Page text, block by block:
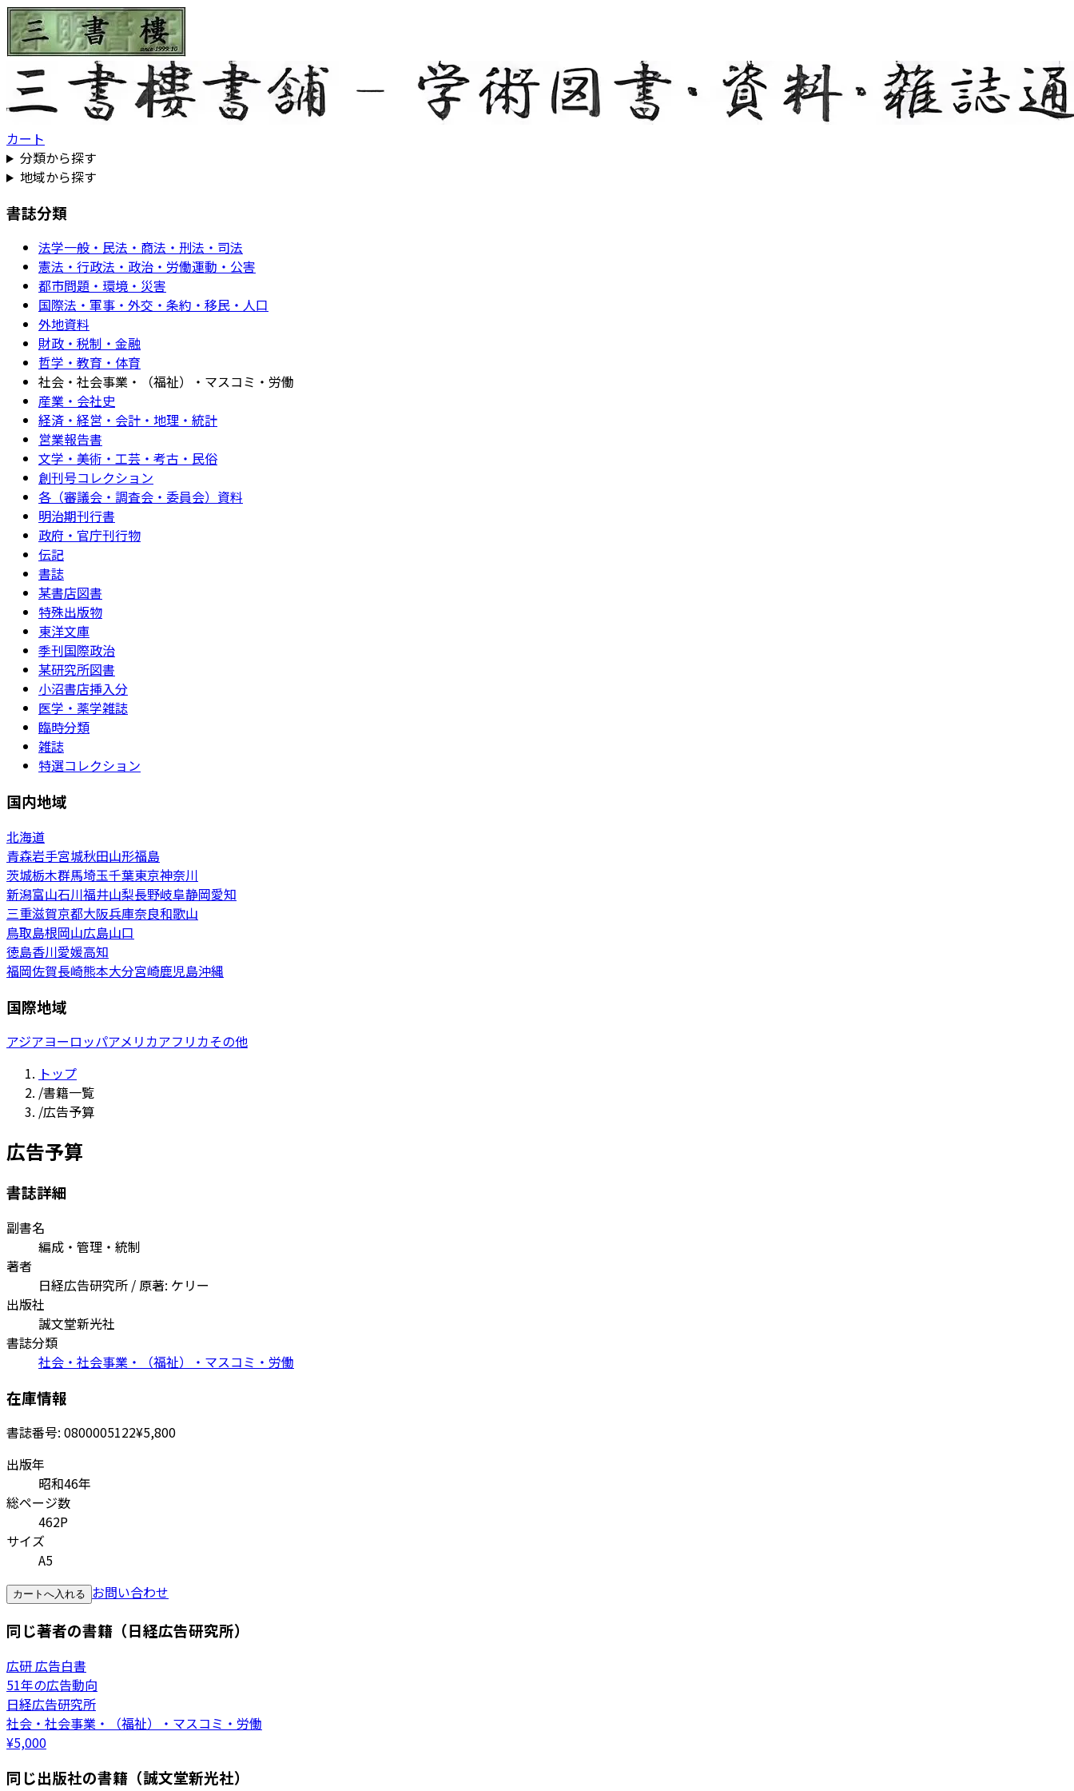
カート
分類から探す
地域から探す
書誌分類
法学一般・民法・商法・刑法・司法
憲法・行政法・政治・労働運動・公害
都市問題・環境・災害
国際法・軍事・外交・条約・移民・人口
外地資料
財政・税制・金融
哲学・教育・体育
社会・社会事業・（福祉）・マスコミ・労働
産業・会社史
経済・経営・会計・地理・統計
営業報告書
文学・美術・工芸・考古・民俗
創刊号コレクション
各（審議会・調査会・委員会）資料
明治期刊行書
政府・官庁刊行物
伝記
書誌
某書店図書
特殊出版物
東洋文庫
季刊国際政治
某研究所図書
小沼書店挿入分
医学・薬学雑誌
臨時分類
雑誌
特選コレクション
国内地域
北海道
青森岩手宮城秋田山形福島
茨城栃木群馬埼玉千葉東京神奈川
新潟富山石川福井山梨長野岐阜静岡愛知
三重滋賀京都大阪兵庫奈良和歌山
鳥取島根岡山広島山口
徳島香川愛媛高知
福岡佐賀長崎熊本大分宮崎鹿児島沖縄
国際地域
アジアヨーロッパアメリカアフリカその他
トップ
/書籍一覧
/広告予算
広告予算
書誌詳細
副書名
編成・管理・統制
著者
日経広告研究所 / 原著: ケリー
出版社
誠文堂新光社
書誌分類
社会・社会事業・（福祉）・マスコミ・労働
在庫情報
書誌番号: 0800005122¥5,800
出版年
昭和46年
総ページ数
462P
サイズ
A5
カートへ入れる お問い合わせ
同じ著者の書籍（日経広告研究所）
広研 広告白書
51年の広告動向
日経広告研究所
社会・社会事業・（福祉）・マスコミ・労働
¥5,000
同じ出版社の書籍（誠文堂新光社）